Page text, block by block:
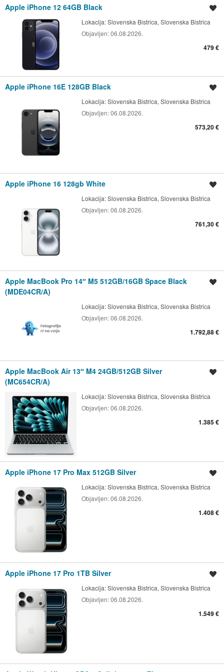
Apple iPhone 12 64GB Black
Lokacija:Slovenska Bistrica, Slovenska Bistrica
Objavljen:06.08.2026.
479 €
Apple iPhone 16E 128GB Black
Lokacija:Slovenska Bistrica, Slovenska Bistrica
Objavljen:06.08.2026.
573,20 €
Apple iPhone 16 128gb White
Lokacija:Slovenska Bistrica, Slovenska Bistrica
Objavljen:06.08.2026.
761,30 €
Apple MacBook Pro 14″ M5 512GB/16GB Space Black
(MDE04CR/A)
Lokacija:Slovenska Bistrica, Slovenska Bistrica
Objavljen:06.08.2026.
1.792,88 €
Apple MacBook Air 13″ M4 24GB/512GB Silver
(MC654CR/A)
Lokacija:Slovenska Bistrica, Slovenska Bistrica
Objavljen:06.08.2026.
1.385 €
Apple iPhone 17 Pro Max 512GB Silver
Lokacija:Slovenska Bistrica, Slovenska Bistrica
Objavljen:06.08.2026.
1.408 €
Apple iPhone 17 Pro 1TB Silver
Lokacija:Slovenska Bistrica, Slovenska Bistrica
Objavljen:06.08.2026.
1.549 €